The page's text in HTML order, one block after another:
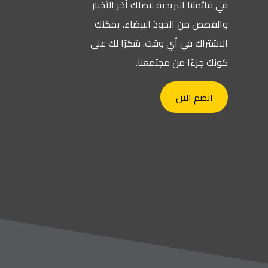
البريدية لتصلك آخر الأخبار
من الخوذ البيضاء. يمكنك
في أي وقت. شكرًا لك على
من مجتمعنا.